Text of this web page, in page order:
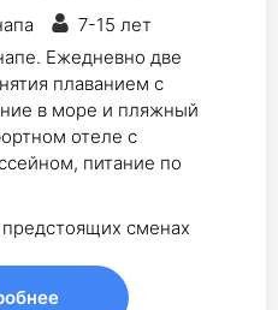
7-15 лет
Ежедневно две
плаванием с
в море и пляжный
отеле с
питание по
сменах